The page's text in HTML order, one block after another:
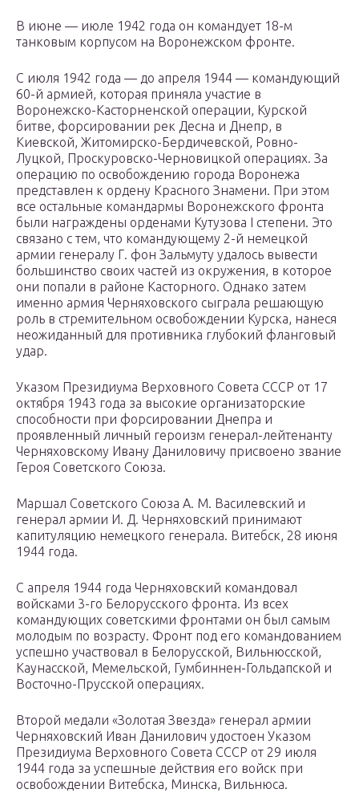
В июне — июле 1942 года он командует 18-м
танковым корпусом на Воронежском фронте.
С июля 1942 года — до апреля 1944 — командующий
60-й армией, которая приняла участие в
Воронежско-Касторненской операции, Курской
битве, форсировании рек Десна и Днепр, в
Киевской, Житомирско-Бердичевской, Ровно-
Луцкой, Проскуровско-Черновицкой операциях. За
операцию по освобождению города Воронежа
представлен к ордену Красного Знамени. При этом
все остальные командармы Воронежского фронта
были награждены орденами Кутузова I степени. Это
связано с тем, что командующему 2-й немецкой
армии генералу Г. фон Зальмуту удалось вывести
большинство своих частей из окружения, в которое
они попали в районе Касторного. Однако затем
именно армия Черняховского сыграла решающую
роль в стремительном освобождении Курска, нанеся
неожиданный для противника глубокий фланговый
удар.
Указом Президиума Верховного Совета СССР от 17
октября 1943 года за высокие организаторские
способности при форсировании Днепра и
проявленный личный героизм генерал-лейтенанту
Черняховскому Ивану Даниловичу присвоено звание
Героя Советского Союза.
Маршал Советского Союза А. М. Василевский и
генерал армии И. Д. Черняховский принимают
капитуляцию немецкого генерала. Витебск, 28 июня
1944 года.
С апреля 1944 года Черняховский командовал
войсками 3-го Белорусского фронта. Из всех
командующих советскими фронтами он был самым
молодым по возрасту. Фронт под его командованием
успешно участвовал в Белорусской, Вильнюсской,
Каунасской, Мемельской, Гумбиннен-Гольдапской и
Восточно-Прусской операциях.
Второй медали «Золотая Звезда» генерал армии
Черняховский Иван Данилович удостоен Указом
Президиума Верховного Совета СССР от 29 июля
1944 года за успешные действия его войск при
освобождении Витебска, Минска, Вильнюса.